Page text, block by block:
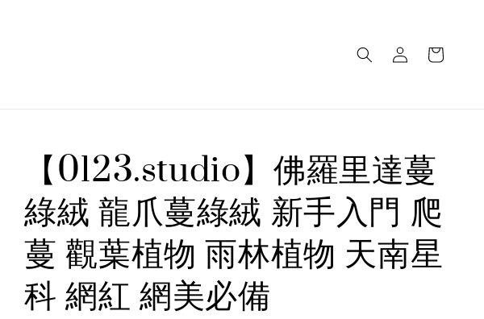
【0123.studio】佛羅里達蔓
綠絨 龍爪蔓綠絨 新手入門 爬
蔓 觀葉植物 雨林植物 天南星
科 網紅 網美必備